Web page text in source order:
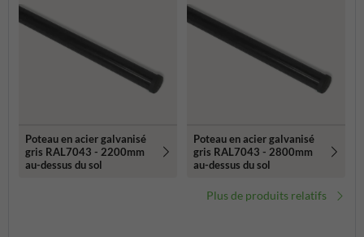
Poteau en acier galvanisé
gris RAL7043 - 2200mm
au-dessus du sol
Poteau en acier galvanisé
gris RAL7043 - 2800mm
au-dessus du sol
Plus de produits relatifs